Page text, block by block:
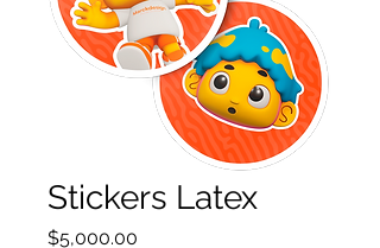
Stickers Latex
$5,000.00